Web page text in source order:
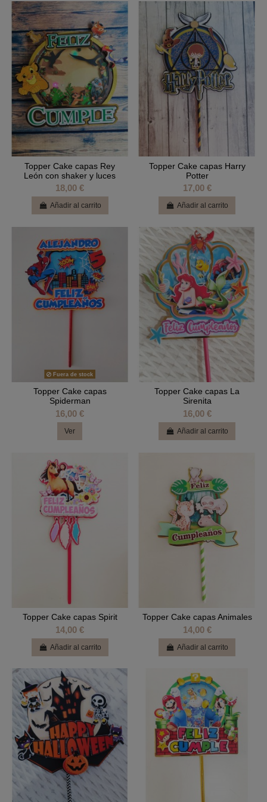
Topper Cake capas Rey
León con shaker y luces
18,00 €
Añadir al carrito
Topper Cake capas Harry
Potter
17,00 €
Añadir al carrito
Fuera de stock
Topper Cake capas
Spiderman
16,00 €
Ver
Topper Cake capas La
Sirenita
16,00 €
Añadir al carrito
Topper Cake capas Spirit
14,00 €
Añadir al carrito
Topper Cake capas Animales
14,00 €
Añadir al carrito